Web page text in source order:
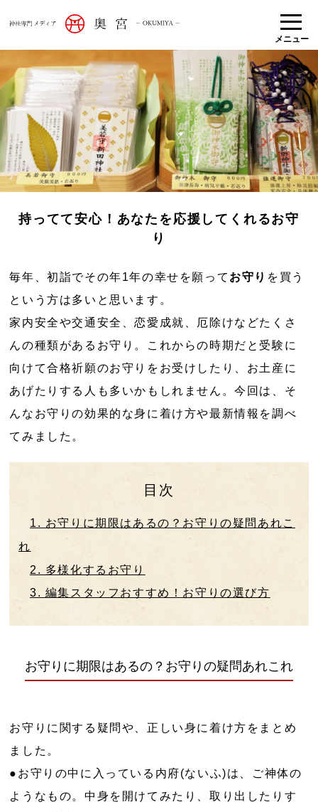
メニュー
持ってて安心！あなたを応援してくれるお守
り
毎年、初詣でその年1年の幸せを願って お守り を買う
という方は多いと思います。
家内安全や交通安全、恋愛成就、厄除けなどたくさ
んの種類があるお守り。これからの時期だと受験に
向けて合格祈願のお守りをお受けしたり、お土産に
あげたりする人も多いかもしれません。今回は、そ
んなお守りの効果的な身に着け方や最新情報を調べ
てみました。
目次
1. お守りに期限はあるの？お守りの疑問あれこ
れ
2. 多様化するお守り
3. 編集スタッフおすすめ！お守りの選び方
お守りに期限はあるの？お守りの疑問あれこれ
お守りに関する疑問や、正しい身に着け方をまとめ
ました。
●お守りの中に入っている内府(ないふ)は、ご神体の
ようなもの。中身を開けてみたり、取り出したりす